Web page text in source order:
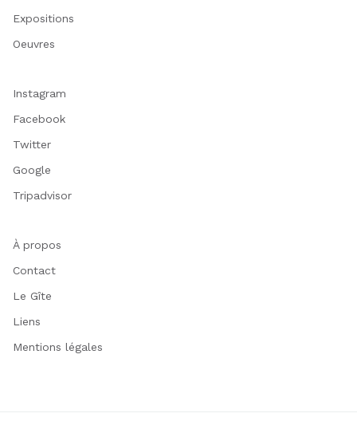
Expositions
Oeuvres
Instagram
Facebook
Twitter
Google
Tripadvisor
À propos
Contact
Le Gîte
Liens
Mentions légales